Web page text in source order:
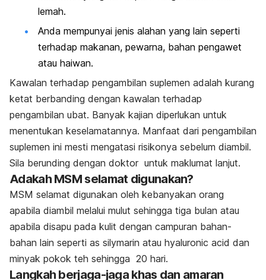
lemah.
Anda mempunyai jenis alahan yang lain seperti
terhadap makanan, pewarna, bahan pengawet
atau haiwan.
Kawalan terhadap pengambilan suplemen adalah kurang
ketat berbanding dengan kawalan terhadap
pengambilan ubat. Banyak kajian diperlukan untuk
menentukan keselamatannya. Manfaat dari pengambilan
suplemen ini mesti mengatasi risikonya sebelum diambil.
Sila berunding dengan doktor untuk maklumat lanjut.
Adakah MSM selamat digunakan?
MSM selamat digunakan oleh kebanyakan orang
apabila diambil melalui mulut sehingga tiga bulan atau
apabila disapu pada kulit dengan campuran bahan-
bahan lain seperti as silymarin atau hyaluronic acid dan
minyak pokok teh sehingga 20 hari.
Langkah berjaga-jaga khas dan amaran